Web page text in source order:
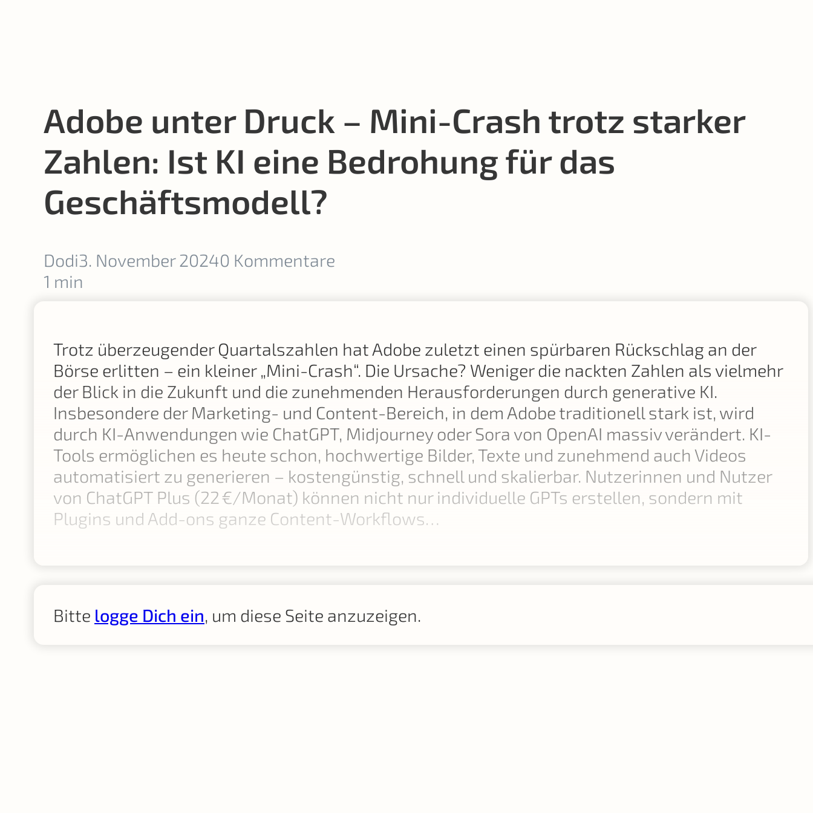
Adobe unter Druck – Mini-Crash trotz starker
Zahlen: Ist KI eine Bedrohung für das
Geschäftsmodell?
Dodi3. November 20240 Kommentare
1 min
Trotz überzeugender Quartalszahlen hat Adobe zuletzt einen spürbaren Rückschlag an der
Börse erlitten – ein kleiner „Mini-Crash“. Die Ursache? Weniger die nackten Zahlen als vielmehr
der Blick in die Zukunft und die zunehmenden Herausforderungen durch generative KI.
Insbesondere der Marketing- und Content-Bereich, in dem Adobe traditionell stark ist, wird
durch KI-Anwendungen wie ChatGPT, Midjourney oder Sora von OpenAI massiv verändert. KI-
Tools ermöglichen es heute schon, hochwertige Bilder, Texte und zunehmend auch Videos
automatisiert zu generieren – kostengünstig, schnell und skalierbar. Nutzerinnen und Nutzer
von ChatGPT Plus (22 €/Monat) können nicht nur individuelle GPTs erstellen, sondern mit
Plugins und Add-ons ganze Content-Workflows…
Bitte logge Dich ein, um diese Seite anzuzeigen.